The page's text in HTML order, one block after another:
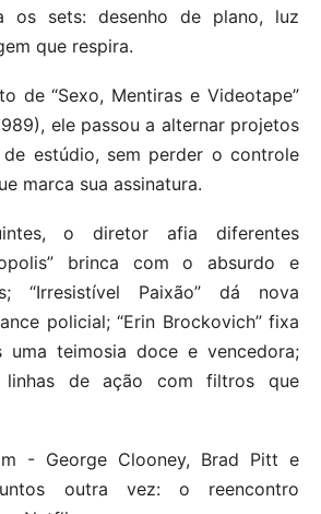
os sets: desenho de plano, luz
que respira.
de “Sexo, Mentiras e Videotape”
ele passou a alternar projetos
estúdio, sem perder o controle
marca sua assinatura.
o diretor afia diferentes
brinca com o absurdo e
“Irresistível Paixão” dá nova
policial; “Erin Brockovich” fixa
uma teimosia doce e vencedora;
linhas de ação com filtros que